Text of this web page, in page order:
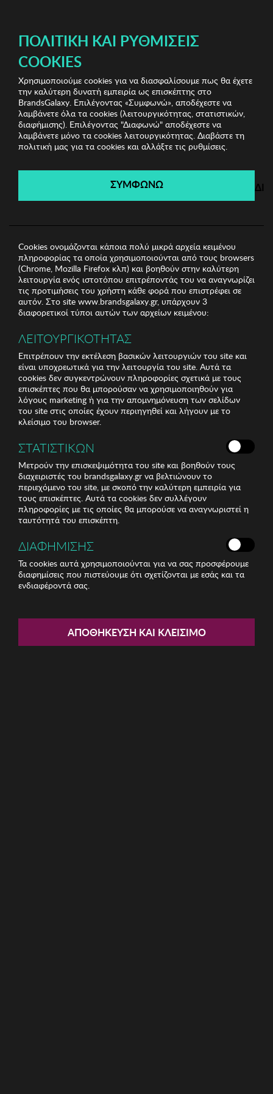
Stylish Clearance Vol.1
Γυναικεία Αξεσουάρ
Γυναικείο Καπέλο Abigail
Stylish Clearance Vol.1
Λήγει σε: 00ημέρες | 20ώρες 27λεπτά 38δευτ.
Γυναικείο Καπέλο Abigail
ΠΟΛΙΤΙΚΉ ΚΑΙ ΡΥΘΜΊΣΕΙΣ
COOKIES
Χρησιμοποιούμε cookies για να διασφαλίσουμε πως θα έχετε
την καλύτερη δυνατή εμπειρία ως επισκέπτης στο
BrandsGalaxy. Επιλέγοντας «Συμφωνώ», αποδέχεστε να
λαμβάνετε όλα τα cookies (λειτουργικότητας, στατιστικών,
διαφήμισης). Επιλέγοντας "Διαφωνώ" αποδέχεστε να
λαμβάνετε μόνο τα cookies λειτουργικότητας. Διαβάστε τη
πολιτική μας για τα cookies και αλλάξτε τις ρυθμίσεις.
ΣΥΜΦΩΝΩ
Cookies ονομάζονται κάποια πολύ μικρά αρχεία κειμένου
πληροφορίας τα οποία χρησιμοποιούνται από τους browsers
(Chrome, Mozilla Firefox κλπ) και βοηθούν στην καλύτερη
λειτουργία ενός ιστοτόπου επιτρέποντάς του να αναγνωρίζει
τις προτιμήσεις του χρήστη κάθε φορά που επιστρέφει σε
αυτόν. Στο site www.brandsgalaxy.gr, υπάρχουν 3
διαφορετικοί τύποι αυτών των αρχείων κειμένου:
ΛΕΙΤΟΥΡΓΙΚΟΤΗΤΑΣ
Επιτρέπουν την εκτέλεση βασικών λειτουργιών του site και
είναι υποχρεωτικά για την λειτουργία του site. Αυτά τα
cookies δεν συγκεντρώνουν πληροφορίες σχετικά με τους
επισκέπτες που θα μπορούσαν να χρησιμοποιηθούν για
λόγους marketing ή για την απομνημόνευση των σελίδων
του site στις οποίες έχουν περιηγηθεί και λήγουν με το
κλείσιμο του browser.
ΣΤΑΤΙΣΤΙΚΩΝ
Μετρούν την επισκεψιμότητα του site και βοηθούν τους
διαχειριστές του brandsgalaxy.gr να βελτιώνουν το
περιεχόμενο του site, με σκοπό την καλύτερη εμπειρία για
τους επισκέπτες. Αυτά τα cookies δεν συλλέγουν
πληροφορίες με τις οποίες θα μπορούσε να αναγνωριστεί η
ταυτότητά του επισκέπτη.
ΔΙΑΦΗΜΙΣΗΣ
Τα cookies αυτά χρησιμοποιούνται για να σας προσφέρουμε
διαφημίσεις που πιστεύουμε ότι σχετίζονται με εσάς και τα
ενδιαφέροντά σας.
ΑΠΟΘΉΚΕΥΣΗ ΚΑΙ ΚΛΕΊΣΙΜΟ